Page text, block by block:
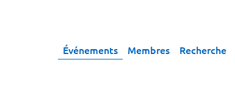
Événements Membres Recherche